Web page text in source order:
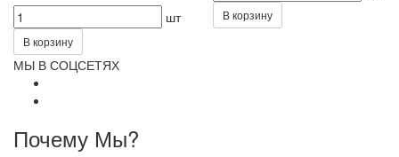
шт
В корзину
В корзину
МЫ В СОЦСЕТЯХ
Почему Мы?